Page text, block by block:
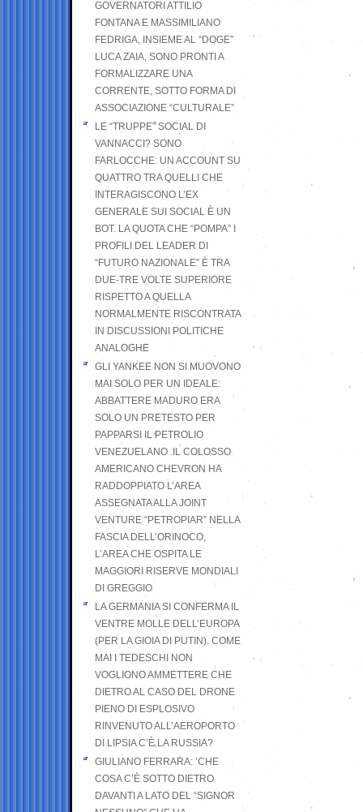
GOVERNATORI ATTILIO
FONTANA E MASSIMILIANO
FEDRIGA, INSIEME AL “DOGE”
LUCA ZAIA, SONO PRONTI A
FORMALIZZARE UNA
CORRENTE, SOTTO FORMA DI
ASSOCIAZIONE “CULTURALE”
LE “TRUPPE” SOCIAL DI
VANNACCI? SONO
FARLOCCHE: UN ACCOUNT SU
QUATTRO TRA QUELLI CHE
INTERAGISCONO L’EX
GENERALE SUI SOCIAL È UN
BOT. LA QUOTA CHE “POMPA” I
PROFILI DEL LEADER DI
“FUTURO NAZIONALE” È TRA
DUE-TRE VOLTE SUPERIORE
RISPETTO A QUELLA
NORMALMENTE RISCONTRATA
IN DISCUSSIONI POLITICHE
ANALOGHE
GLI YANKEE NON SI MUOVONO
MAI SOLO PER UN IDEALE:
ABBATTERE MADURO ERA
SOLO UN PRETESTO PER
PAPPARSI IL PETROLIO
VENEZUELANO .IL COLOSSO
AMERICANO CHEVRON HA
RADDOPPIATO L’AREA
ASSEGNATA ALLA JOINT
VENTURE “PETROPIAR” NELLA
FASCIA DELL’ORINOCO,
L’AREA CHE OSPITA LE
MAGGIORI RISERVE MONDIALI
DI GREGGIO
LA GERMANIA SI CONFERMA IL
VENTRE MOLLE DELL’EUROPA
(PER LA GIOIA DI PUTIN). COME
MAI I TEDESCHI NON
VOGLIONO AMMETTERE CHE
DIETRO AL CASO DEL DRONE
PIENO DI ESPLOSIVO
RINVENUTO ALL’AEROPORTO
DI LIPSIA C’È LA RUSSIA?
GIULIANO FERRARA: ’CHE
COSA C’È SOTTO DIETRO
DAVANTI A LATO DEL “SIGNOR